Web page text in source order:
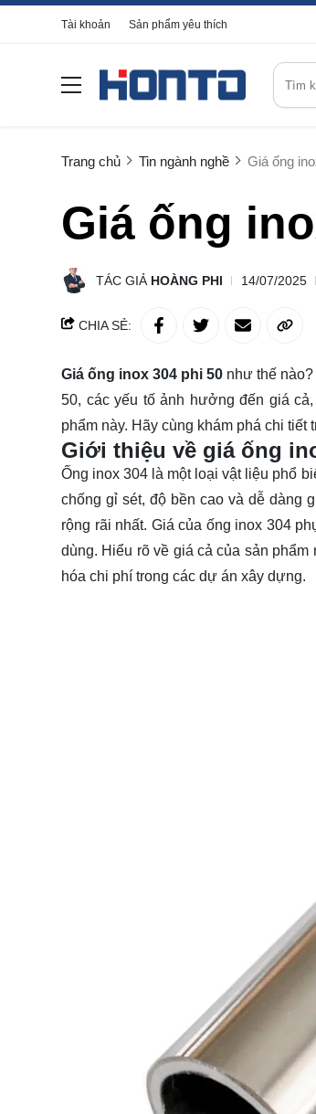
Tài khoản Sản phẩm yêu thích
Trang chủ Tin ngành nghề Giá ống
Giá ống
TÁC GIẢ HOÀNG PHI 14/07/2025
CHIA SẺ:
Giá ống inox 304 phi 50 như thế nào?
50, các yếu tố ảnh hưởng đến giá
phẩm này. Hãy cùng khám phá chi tiết
Giới thiệu về giá ống
Ống inox 304 là một loại vật liệu phổ
chống gỉ sét, độ bền cao và dễ dàng
rộng rãi nhất. Giá của ống inox 304
dùng. Hiểu rõ về giá cả của sản
hóa chi phí trong các dự án xây dựng.